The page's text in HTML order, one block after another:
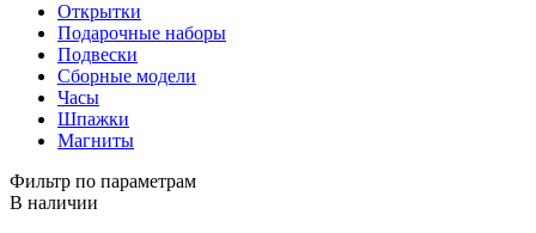
Открытки
Подарочные наборы
Подвески
Сборные модели
Часы
Шпажки
Магниты
Фильтр по параметрам
В наличии